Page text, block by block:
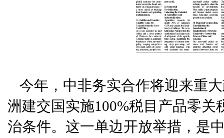
今年，中非务实合作将迎来重
洲建交国实施100%税目产品零
治条件。这一单边开放举措，是